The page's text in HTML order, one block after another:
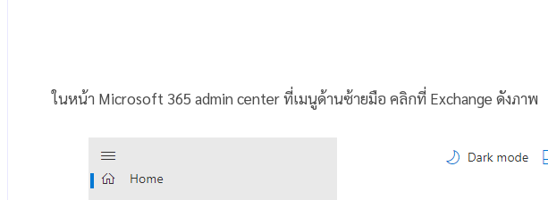
ในหน้า Microsoft 365 admin center ที่เมนูด้านซ้ายมือ คลิกที่ Exchange ดังภาพ